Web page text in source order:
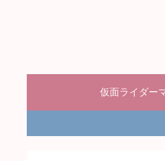
仮面ライダー